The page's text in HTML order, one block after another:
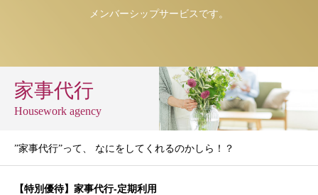
メンバーシップサービスです。
家事代行
Housework agency
”家事代行”って、 なにをしてくれるのかしら！？
【特別優待】家事代行-定期利用